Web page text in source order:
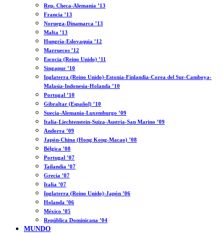
Rep. Checa-Alemania ’13
Francia ’13
Noruega-Dinamarca ’13
Malta ’13
Hungría-Eslovaquia ’12
Marruecos ’12
Escocia (Reino Unido) ’11
Singapur ’10
Inglaterra (Reino Unido)-Estonia-Finlandia-Corea del Sur-Camboya-
Malasia-Indonesia-Holanda ’10
Portugal ’10
Gibraltar (Español) ’10
Suecia-Alemania-Luxemburgo ’09
Italia-Liechtenstein-Suiza-Austria-San Marino ’09
Andorra ’09
Japón-China (Hong Kong-Macao) ’08
Bélgica ’08
Portugal ’07
Tailandia ’07
Grecia ’07
Italia ’07
Inglaterra (Reino Unido)-Japón ’06
Holanda ’06
México ’05
República Dominicana ’04
MUNDO